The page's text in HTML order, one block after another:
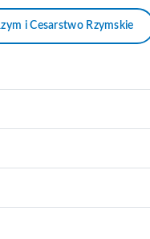
i Cesarstwo Rzymskie